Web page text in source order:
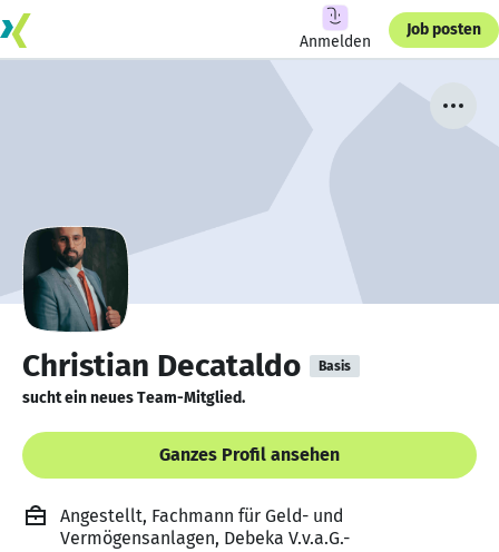
Anmelden
Job posten
Christian Decataldo Basis
sucht ein neues Team-Mitglied.
Ganzes Profil ansehen
Angestellt, Fachmann für Geld- und
Vermögensanlagen, Debeka V.v.a.G.-